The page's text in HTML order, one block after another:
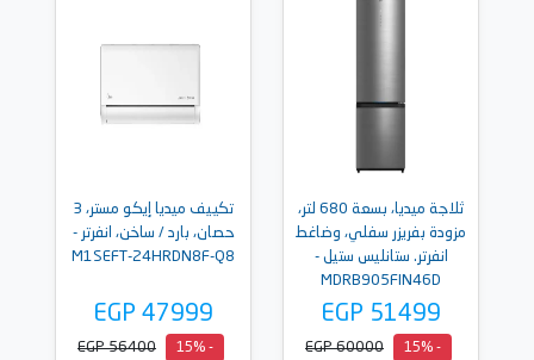
ثلاجة ميديا، بسعة 680 لتر،
مزودة بفريزر سفلي، وضاغط
انفرتر. ستانليس ستيل -
MDRB905FIN46D
EGP 51499
- 15%
EGP 60000
تكييف ميديا إيكو مستر، 3
حصان، بارد / ساخن، انفرتر -
M1SEFT-24HRDN8F-Q8
EGP 47999
- 15%
EGP 56400